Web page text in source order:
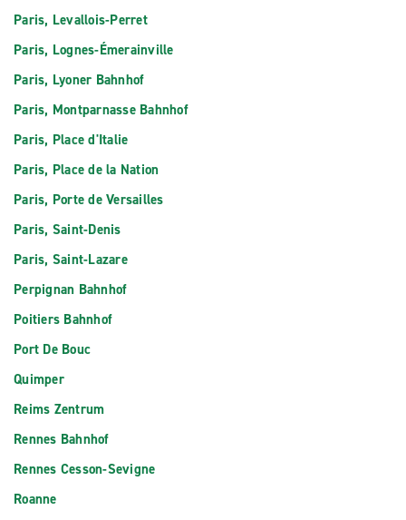
Paris, Levallois-Perret
Paris, Lognes-Émerainville
Paris, Lyoner Bahnhof
Paris, Montparnasse Bahnhof
Paris, Place d'Italie
Paris, Place de la Nation
Paris, Porte de Versailles
Paris, Saint-Denis
Paris, Saint-Lazare
Perpignan Bahnhof
Poitiers Bahnhof
Port De Bouc
Quimper
Reims Zentrum
Rennes Bahnhof
Rennes Cesson-Sevigne
Roanne